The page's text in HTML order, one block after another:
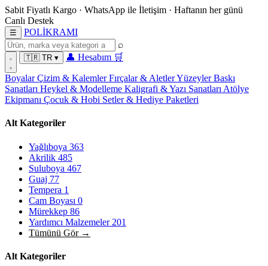
Sabit Fiyatlı Kargo · WhatsApp ile İletişim · Haftanın her günü
Canlı Destek
☰ POLİKRAMI
⌕
🇹🇷 TR ▾ 👤 Hesabım 🛒
BoyalarÇizim & KalemlerFırçalar & AletlerYüzeylerBaskı
Sanatları Heykel & Modelleme Kaligrafi & Yazı Sanatları Atölye
Ekipmanı Çocuk & Hobi Setler & Hediye Paketleri
Alt Kategoriler
Yağlıboya 363
Akrilik 485
Suluboya 467
Guaj 77
Tempera 1
Cam Boyası 0
Mürekkep 86
Yardımcı Malzemeler 201
Tümünü Gör →
Alt Kategoriler